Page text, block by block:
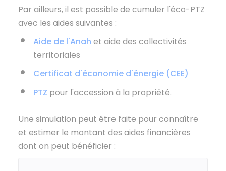
Par ailleurs, il est possible de cumuler l'éco-PTZ
avec les aides suivantes :
Aide de l'Anah et aide des collectivités
territoriales
Certificat d'économie d'énergie (CEE)
PTZ pour l'accession à la propriété.
Une simulation peut être faite pour connaître
et estimer le montant des aides financières
dont on peut bénéficier :